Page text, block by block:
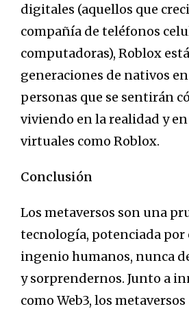
digitales (aquellos que
compañía de teléfonos
computadoras), Roblox
generaciones de nativos
personas que se sentirán
viviendo en la realidad y
virtuales como Roblox.
Conclusión
Los metaversos son una
tecnología, potenciada por
ingenio humanos, nunca
y sorprendernos. Junto a
como Web3, los